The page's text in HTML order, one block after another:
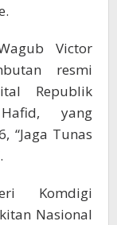
Victor
resmi
Republik
yang
“Jaga Tunas
Komdigi
Nasional